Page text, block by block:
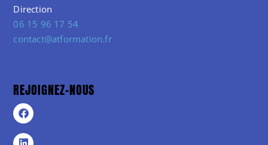
Direction
06 15 96 17 54
contact@atformation.fr
REJOIGNEZ-NOUS